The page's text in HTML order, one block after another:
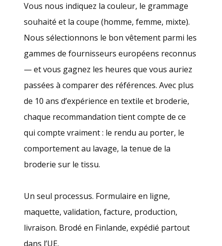
Vous nous indiquez la couleur, le grammage
souhaité et la coupe (homme, femme, mixte).
Nous sélectionnons le bon vêtement parmi les
gammes de fournisseurs européens reconnus
— et vous gagnez les heures que vous auriez
passées à comparer des références. Avec plus
de 10 ans d’expérience en textile et broderie,
chaque recommandation tient compte de ce
qui compte vraiment : le rendu au porter, le
comportement au lavage, la tenue de la
broderie sur le tissu.
Un seul processus. Formulaire en ligne,
maquette, validation, facture, production,
livraison. Brodé en Finlande, expédié partout
dans l’UE.